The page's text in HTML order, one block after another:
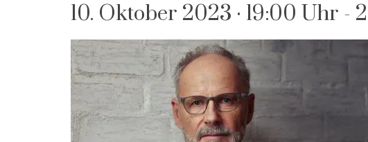
10. Oktober 2023 · 19:00 Uhr -